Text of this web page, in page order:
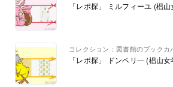
「レポ探」 ミルフィーユ (椙
コレクション：図書館のブックカ
「レポ探」 ドンペリ― (椙山